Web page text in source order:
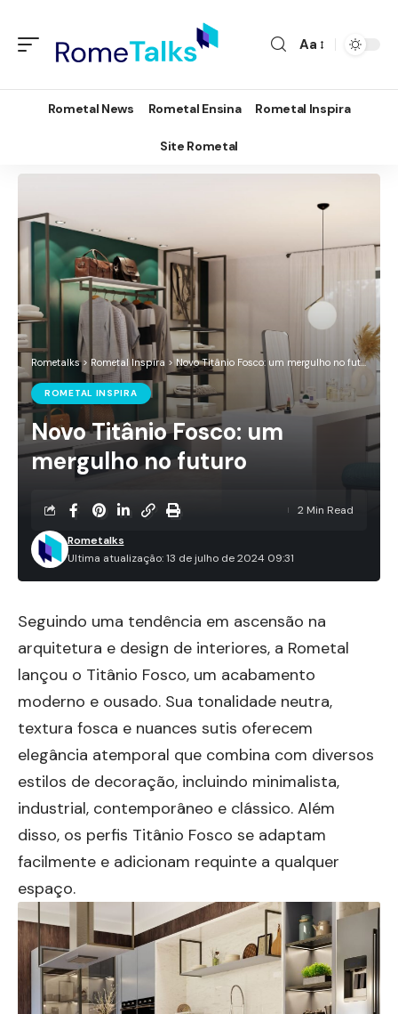
Aa
Rometal News Rometal Ensina Rometal Inspira
Site Rometal
Rometalks> Rometal Inspira >Novo Titânio Fosco: um mergulho no futuro
ROMETAL INSPIRA
Novo Titânio Fosco: um
mergulho no futuro
Ultima atualização: 13 de julho de 2024 09:31
Rometalks
2 Min Read
Seguindo uma tendência em ascensão na
arquitetura e design de interiores, a Rometal
lançou o Titânio Fosco, um acabamento
moderno e ousado. Sua tonalidade neutra,
textura fosca e nuances sutis oferecem
elegância atemporal que combina com diversos
estilos de decoração, incluindo minimalista,
industrial, contemporâneo e clássico. Além
disso, os perfis Titânio Fosco se adaptam
facilmente e adicionam requinte a qualquer
espaço.